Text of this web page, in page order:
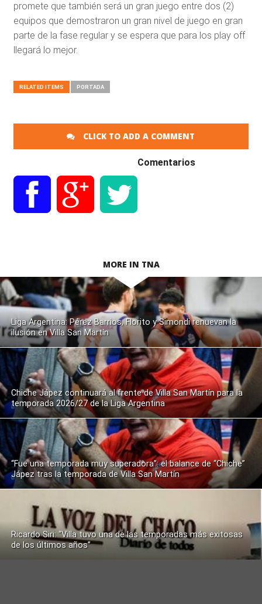
promete que también será un gran juego entre dos (2)
equipos que demostraron un gran nivel de juego en gran
parte de la fase regular y se espera que para los play off
llegará lo mejor.
RELATED ITEMS PORTADA
CLICK TO ADD A COMMENT
Comentarios
MORE IN TNA
Liga Argentina: Pérez Barrios, Florito y Simondi renuevan la
ilusión en Villa San Martín
Chiche Jápez continuará al frente de Villa San Martín para la
temporada 2026/27 de la Liga Argentina
“Fue una temporada muy superadora”: el balance de “Chiche”
Jápez tras la temporada de Villa San Martín
Ricardo Siri: “Villa tuvo una de las temporadas más exitosas
de los últimos años”